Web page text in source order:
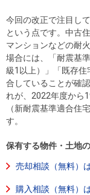
今回の改正で注目し
という点です。中古
マンションなどの耐
場合には、「耐震基
級1以上）」「既存
合していることが確
れが、2022年度から
（新耐震基準適合住
す。
保有する物件・土地の
売却相談（無料）
購入相談（無料）